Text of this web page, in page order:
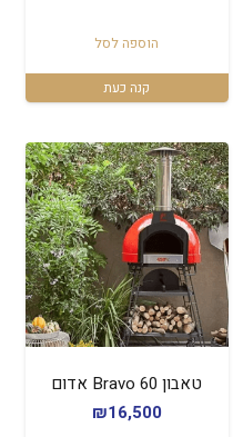
הוספה לסל
קנה כעת
טאבון Bravo 60 אדום
₪16,500